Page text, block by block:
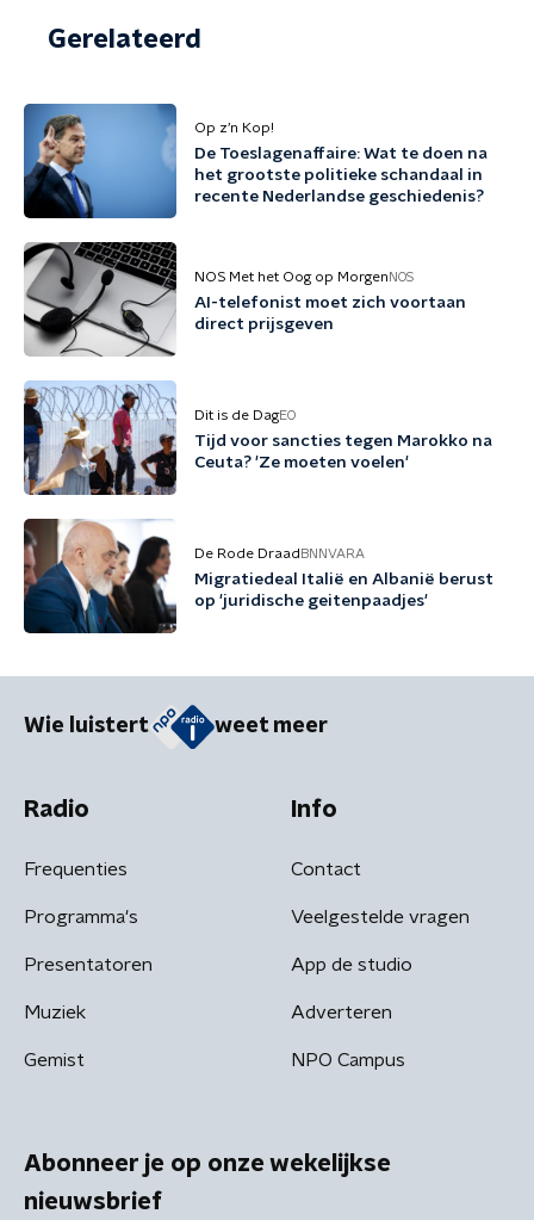
Gerelateerd
Op z’n Kop!
De Toeslagenaffaire: Wat te doen na
het grootste politieke schandaal in
recente Nederlandse geschiedenis?
NOS Met het Oog op Morgen NOS
AI-telefonist moet zich voortaan
direct prijsgeven
Dit is de DagEO
Tijd voor sancties tegen Marokko na
Ceuta? 'Ze moeten voelen'
De Rode Draad BNNVARA
Migratiedeal Italië en Albanië berust
op 'juridische geitenpaadjes'
Wie luistert weet meer
Radio
Frequenties
Programma's
Presentatoren
Muziek
Gemist
Info
Contact
Veelgestelde vragen
App de studio
Adverteren
NPO Campus
Abonneer je op onze wekelijkse
nieuwsbrief